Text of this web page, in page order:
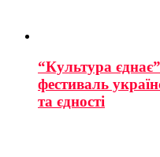
“Культура
фестиваль
та єдності